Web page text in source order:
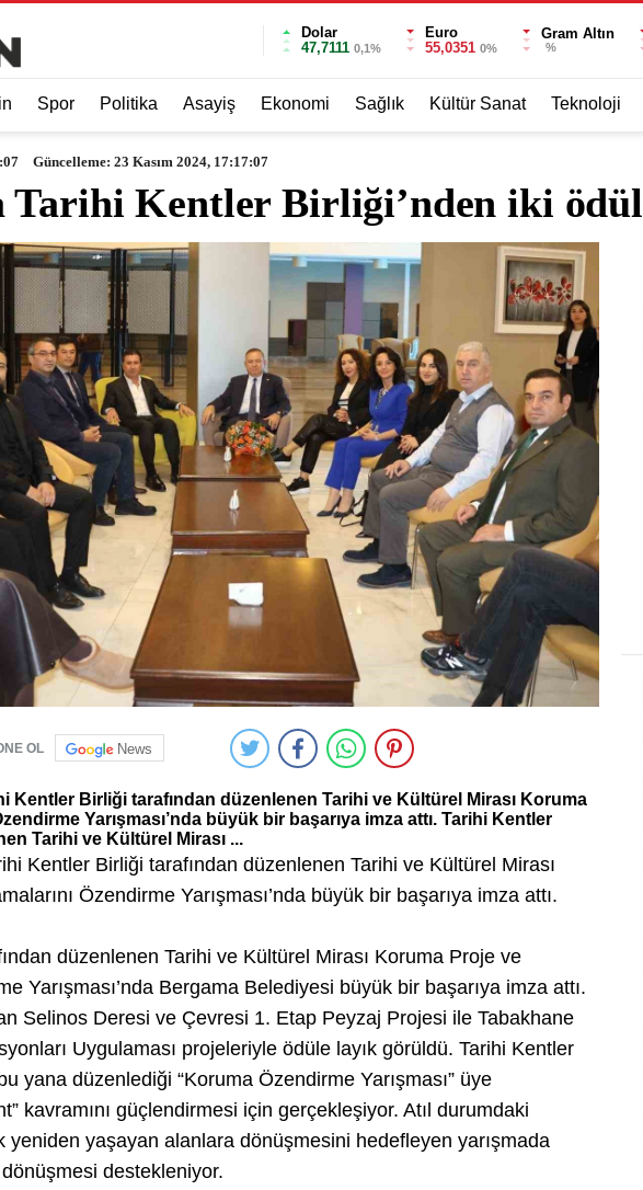
Dolar
47,7111 0,1%
Euro
55,0351 0%
Gram Altın
%
Spor Politika Asayiş Ekonomi Sağlık Kültür Sanat Teknoloji
Güncelleme: 23 Kasım 2024, 17:17:07
Tarihi Kentler Birliği’nden iki ödül
OL News
Kentler Birliği tarafından düzenlenen Tarihi ve Kültürel Mirası Koruma
Yarışması’nda büyük bir başarıya imza attı. Tarihi Kentler
Tarihi ve Kültürel Mirası ...
Kentler Birliği tarafından düzenlenen Tarihi ve Kültürel Mirası
Özendirme Yarışması’nda büyük bir başarıya imza attı.
düzenlenen Tarihi ve Kültürel Mirası Koruma Proje ve
Yarışması’nda Bergama Belediyesi büyük bir başarıya imza attı.
Selinos Deresi ve Çevresi 1. Etap Peyzaj Projesi ile Tabakhane
Uygulaması projeleriyle ödüle layık görüldü. Tarihi Kentler
yana düzenlediği “Koruma Özendirme Yarışması” üye
kavramını güçlendirmesi için gerçekleşiyor. Atıl durumdaki
yeniden yaşayan alanlara dönüşmesini hedefleyen yarışmada
destekleniyor.